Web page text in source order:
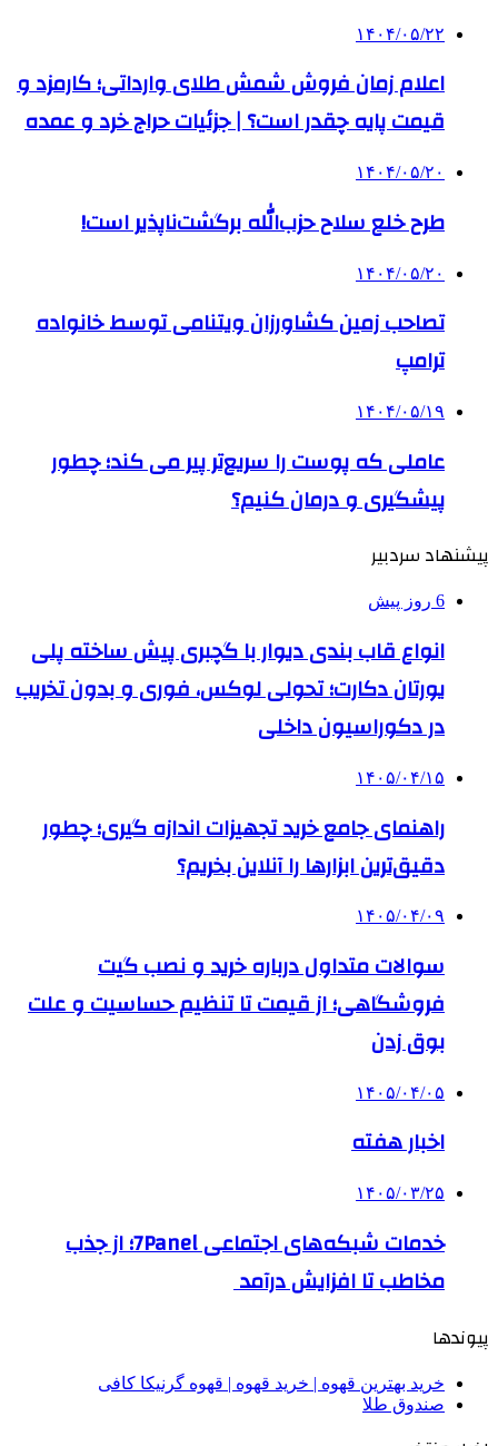
۱۴۰۴/۰۵/۲۲
اعلام زمان فروش شمش طلای وارداتی؛ کارمزد و
قیمت پایه چقدر است؟ | جزئیات حراج خرد و عمده
۱۴۰۴/۰۵/۲۰
طرح خلع سلاح حزب‌الله برگشت‌ناپذیر است!
۱۴۰۴/۰۵/۲۰
تصاحب زمین کشاورزان ویتنامی توسط خانواده
ترامپ
۱۴۰۴/۰۵/۱۹
عاملی که پوست را سریع‌تر پیر می کند؛ چطور
پیشگیری و درمان کنیم؟
پیشنهاد سردبیر
6 روز پیش
انواع قاب بندی دیوار با گچبری پیش ساخته پلی
یورتان دکارت؛ تحولی لوکس، فوری و بدون تخریب
در دکوراسیون داخلی
۱۴۰۵/۰۴/۱۵
راهنمای جامع خرید تجهیزات اندازه گیری؛ چطور
دقیق‌ترین ابزارها را آنلاین بخریم؟
۱۴۰۵/۰۴/۰۹
سوالات متداول درباره خرید و نصب گیت
فروشگاهی؛ از قیمت تا تنظیم حساسیت و علت
بوق زدن
۱۴۰۵/۰۴/۰۵
اخبار هفته
۱۴۰۵/۰۳/۲۵
خدمات شبکه‌های اجتماعی 7Panel؛ از جذب
مخاطب تا افزایش درآمد
پیوندها
خرید بهترین قهوه | خرید قهوه | قهوه گرنیکا کافی
صندوق طلا